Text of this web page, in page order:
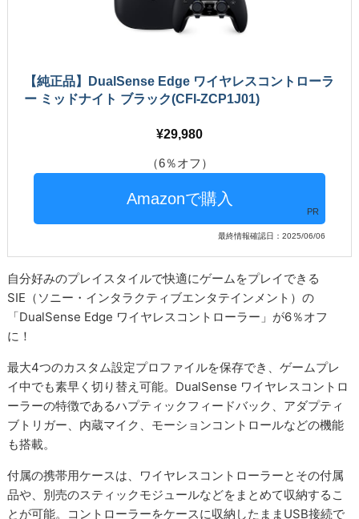
【純正品】DualSense Edge ワイヤレスコントローラ
ー ミッドナイト ブラック(CFI-ZCP1J01)
29,980
（6％オフ）
PR
最終情報確認日：2025/06/06
自分好みのプレイスタイルで快適にゲームをプレイできる
SIE（ソニー・インタラクティブエンタテインメント）の
「DualSense Edge ワイヤレスコントローラー」が6％オフ
に！
最大4つのカスタム設定プロファイルを保存でき、ゲームプレ
イ中でも素早く切り替え可能。DualSense ワイヤレスコントロ
ーラーの特徴であるハプティックフィードバック、アダプティ
ブトリガー、内蔵マイク、モーションコントロールなどの機能
も搭載。
付属の携帯用ケースは、ワイヤレスコントローラーとその付属
品や、別売のスティックモジュールなどをまとめて収納するこ
とが可能。コントローラーをケースに収納したままUSB接続で